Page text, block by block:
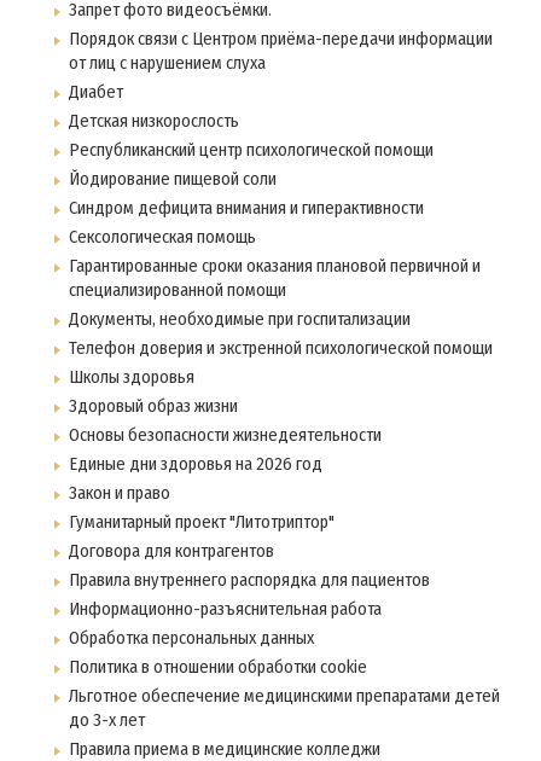
Запрет фото видеосъёмки.
Порядок связи с Центром приёма-передачи информации
от лиц с нарушением слуха
Диабет
Детская низкорослость
Республиканский центр психологической помощи
Йодирование пищевой соли
Синдром дефицита внимания и гиперактивности
Сексологическая помощь
Гарантированные сроки оказания плановой первичной и
специализированной помощи
Документы, необходимые при госпитализации
Телефон доверия и экстренной психологической помощи
Школы здоровья
Здоровый образ жизни
Основы безопасности жизнедеятельности
Единые дни здоровья на 2026 год
Закон и право
Гуманитарный проект "Литотриптор"
Договора для контрагентов
Правила внутреннего распорядка для пациентов
Информационно-разъяснительная работа
Обработка персональных данных
Политика в отношении обработки cookie
Льготное обеспечение медицинскими препаратами детей
до 3-х лет
Правила приема в медицинские колледжи